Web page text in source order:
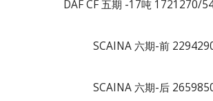
DAF CF 五期 -17吨 1721270/
SCAINA 六期-前
SCAINA 六期-后